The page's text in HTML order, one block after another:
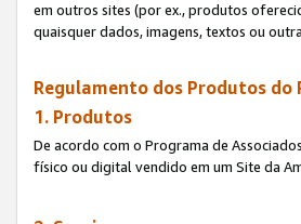
em outros sites (por ex., produtos
quaisquer dados, imagens, textos ou
Regulamento dos Produtos do
1. Produtos
De acordo com o Programa de
físico ou digital vendido em um Site da